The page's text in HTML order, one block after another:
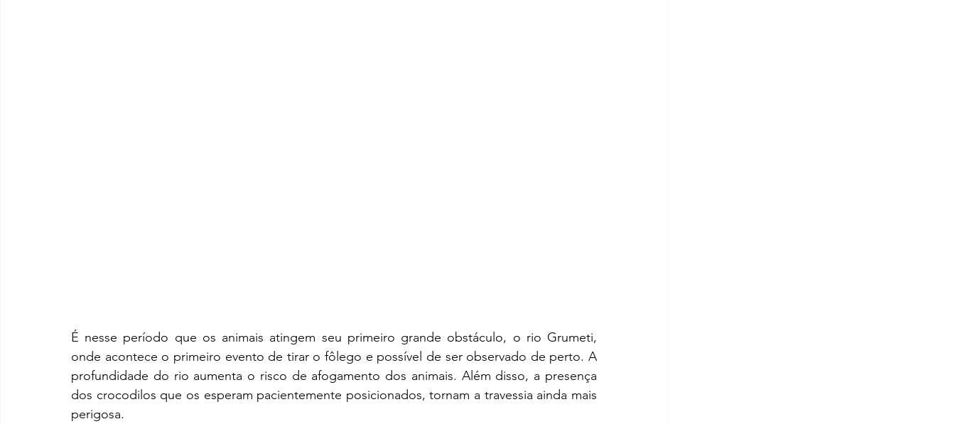
É nesse período que os animais atingem seu primeiro grande obstáculo, o rio Grumeti,
onde acontece o primeiro evento de tirar o fôlego e possível de ser observado de perto. A
profundidade do rio aumenta o risco de afogamento dos animais. Além disso, a presença
dos crocodilos que os esperam pacientemente posicionados, tornam a travessia ainda mais
perigosa.